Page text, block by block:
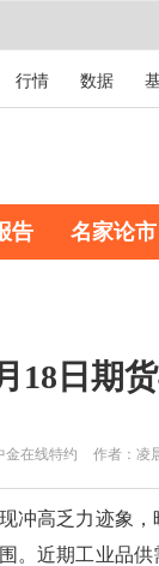
行情 数据
告 名家论市
18日期
金在线特约 作者：凌
高乏力迹象，
。近期工业品